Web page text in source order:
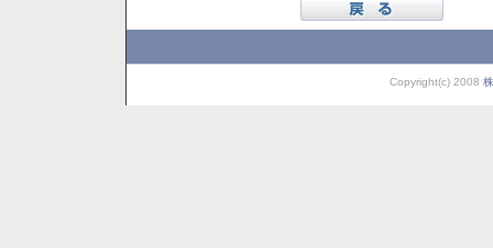
Copyright(c) 2008